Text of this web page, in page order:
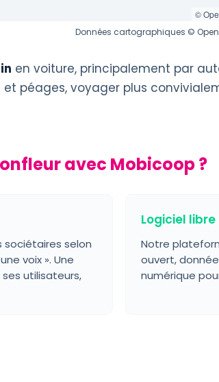
©
Données cartographiques ©
en voiture, principalement par
péages, voyager plus
avec Mobicoop ?
selon
voix ». Une
utilisateurs,
Logiciel libre
Notre
ouvert,
numérique